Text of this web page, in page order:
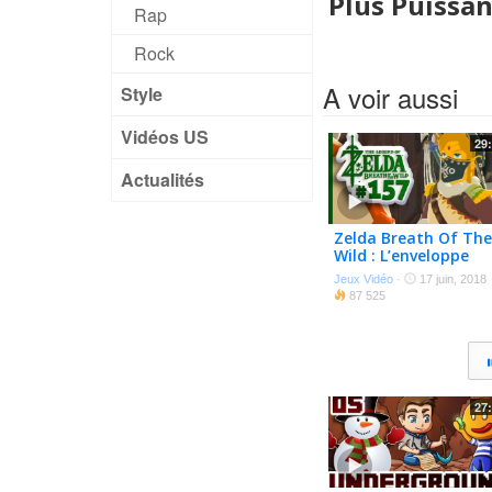
Rap
Rock
Style
Vidéos US
Actualités
A voir aussi
Zelda Breath Of The
Wild : L’enveloppe
Secrète ! #157
Jeux Vidéo ·
17 juin, 2018
87 525